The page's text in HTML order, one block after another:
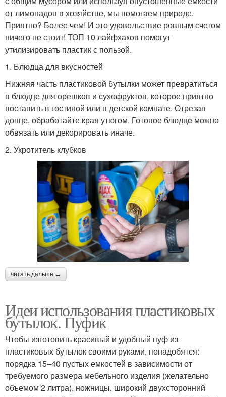
от лимонадов в хозяйстве, мы помогаем природе.
Приятно? Более чем! И это удовольствие ровным счетом
ничего не стоит! ТОП 10 лайфхаков помогут
утилизировать пластик с пользой.
1. Блюдца для вкусностей
Нижняя часть пластиковой бутылки может превратиться
в блюдце для орешков и сухофруктов, которое приятно
поставить в гостиной или в детской комнате. Отрезав
донце, обработайте края утюгом. Готовое блюдце можно
обвязать или декорировать иначе.
2. Укротитель клубков
читать дальше →
Идеи использования пластиковых
бутылок. Пуфик
Чтобы изготовить красивый и удобный пуф из
пластиковых бутылок своими руками, понадобятся:
порядка 15–40 пустых емкостей в зависимости от
требуемого размера мебельного изделия (желательно
объемом 2 литра), ножницы, широкий двухсторонний